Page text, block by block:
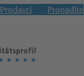
Prodavci
Pronađite